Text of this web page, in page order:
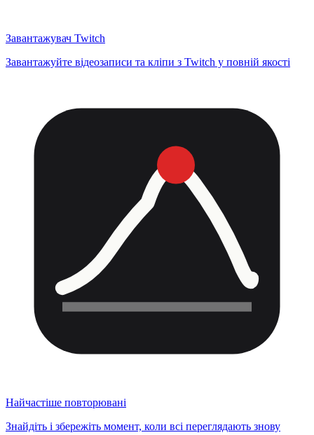
Завантажувач Twitch
Завантажуйте відеозаписи та кліпи з Twitch у повній якості
Найчастіше повторювані
Знайдіть і збережіть момент, коли всі переглядають знову